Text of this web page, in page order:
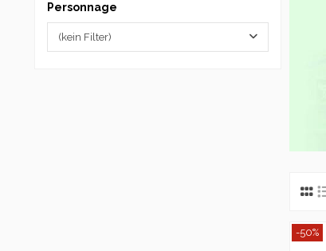
-50%
Personnage
(kein Filter)